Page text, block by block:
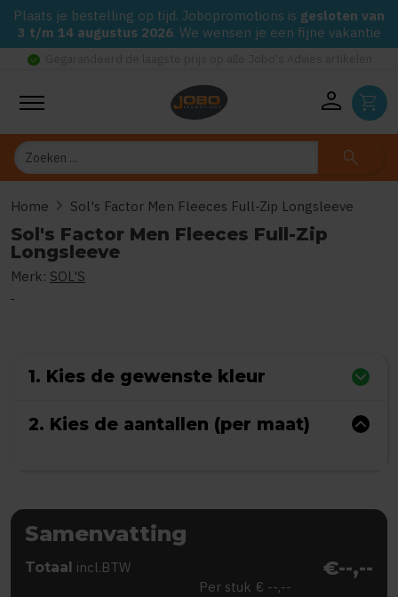
Plaats je bestelling op tijd. Jobopromotions is gesloten van
3 t/m 14 augustus 2026. We wensen je een fijne vakantie
check_circle
person shopping_cart
Zoeken search
Home chevron_right Sol's Factor Men Fleeces Full-Zip Longsleeve
Sol's Factor Men Fleeces Full-Zip
Longsleeve
Merk: SOL'S
1. Kies de gewenste kleur
2. Kies de aantallen (per maat)
Samenvatting
Totaal incl.BTW €--,--
Per stuk € --,--